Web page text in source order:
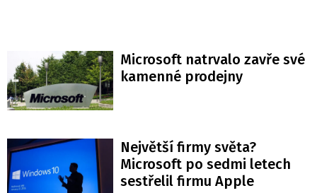
Microsoft natrvalo zavře své
kamenné prodejny
Největší firmy světa?
Microsoft po sedmi letech
sestřelil firmu Apple